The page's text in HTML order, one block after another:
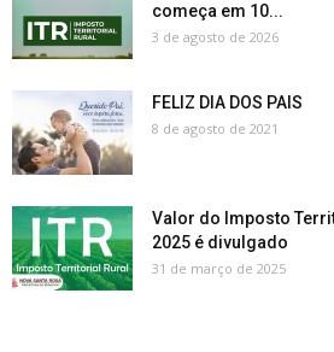
começa em 10...
3 de agosto de 2026
FELIZ DIA DOS PAIS
8 de agosto de 2021
Valor do Imposto
2025 é divulgado
31 de março de 2025